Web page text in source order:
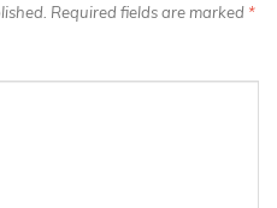
Required fields are marked *